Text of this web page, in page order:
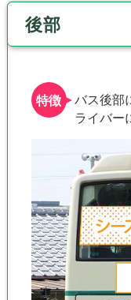
後部
バス後部
ライバー